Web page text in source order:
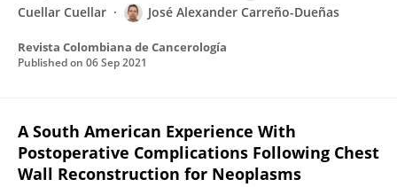
Cuellar Cuellar
José Alexander Carreño-Dueñas
Revista Colombiana de Cancerología
Published on 06 Sep 2021
A South American Experience With
Postoperative Complications Following Chest
Wall Reconstruction for Neoplasms